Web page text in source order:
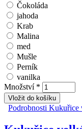
Čokoláda
jahoda
Krab
Malina
med
Mušle
Perník
vanilka
Množství *
Podrobnosti Kukuřice